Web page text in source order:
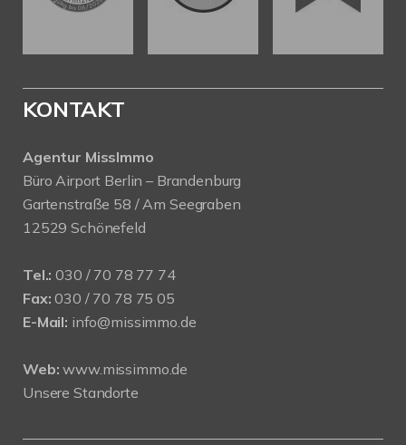
KONTAKT
Agentur MissImmo
Büro Airport Berlin – Brandenburg
Gartenstraße 58 / Am Seegraben
12529 Schönefeld
Tel.: 030 / 70 78 77 74
Fax: 030 / 70 78 75 05
E-Mail: info@missimmo.de
Web: www.missimmo.de
Unsere Standorte